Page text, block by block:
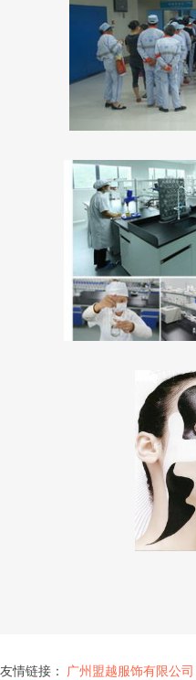
友情链接： 广州盟越服饰有限公司